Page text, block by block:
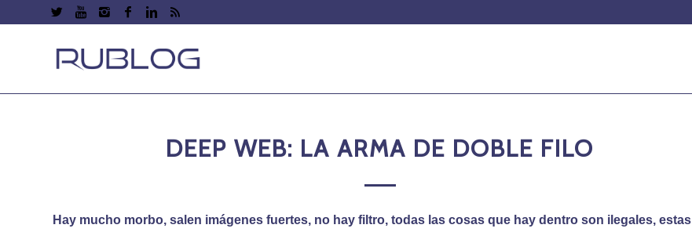
DEEP WEB: LA ARMA DE DOBLE FILO
Hay mucho morbo, salen imágenes fuertes, no hay filtro, todas las cosas que hay dentro son ilegales, estas